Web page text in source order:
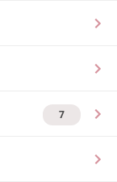
7